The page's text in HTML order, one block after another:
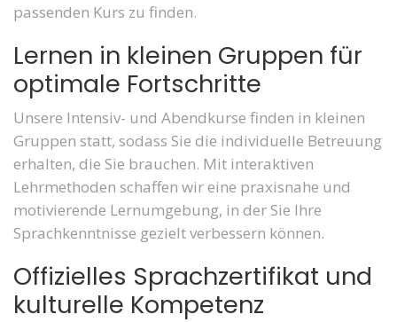
passenden Kurs zu finden.
Lernen in kleinen Gruppen für
optimale Fortschritte
Unsere Intensiv- und Abendkurse finden in kleinen
Gruppen statt, sodass Sie die individuelle Betreuung
erhalten, die Sie brauchen. Mit interaktiven
Lehrmethoden schaffen wir eine praxisnahe und
motivierende Lernumgebung, in der Sie Ihre
Sprachkenntnisse gezielt verbessern können.
Offizielles Sprachzertifikat und
kulturelle Kompetenz